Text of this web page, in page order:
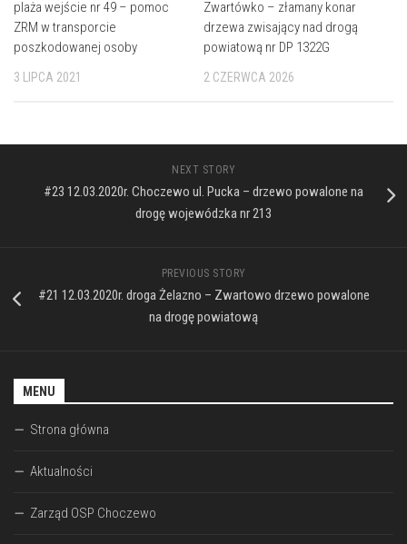
plaża wejście nr 49 – pomoc
ZRM w transporcie
poszkodowanej osoby
3 LIPCA 2021
Zwartówko – złamany konar
drzewa zwisający nad drogą
powiatową nr DP 1322G
2 CZERWCA 2026
NEXT STORY
#23 12.03.2020r. Choczewo ul. Pucka – drzewo powalone na
drogę wojewódzka nr 213
PREVIOUS STORY
#21 12.03.2020r. droga Żelazno – Zwartowo drzewo powalone
na drogę powiatową
MENU
Strona główna
Aktualności
Zarząd OSP Choczewo